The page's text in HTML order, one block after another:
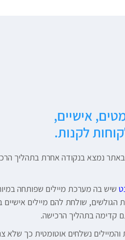
אישיים,
לקנות.
נמצא בנקודה אחרת בתהליך
שיש בה מערכת מיילים שפותחה
הגולשים, שולחת להם מיילים
קדימה בתהליך הרכישה.
נשלחים אוטומטית כך שלא